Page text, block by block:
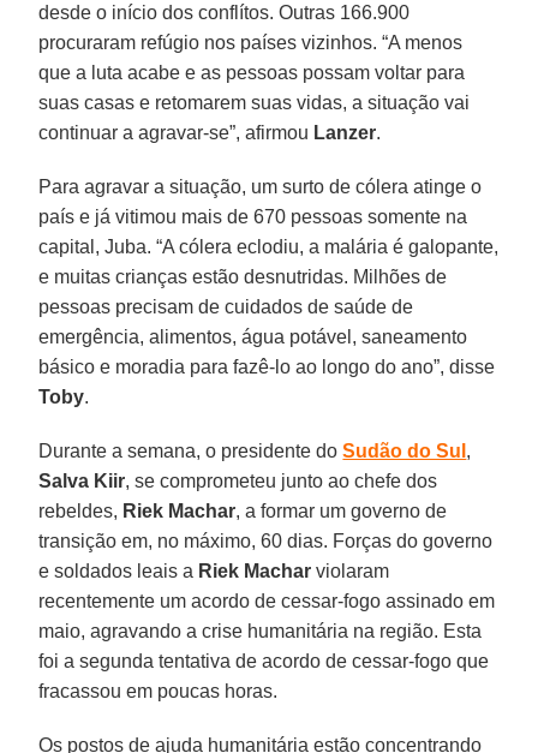
desde o início dos conflítos. Outras 166.900
procuraram refúgio nos países vizinhos. “A menos
que a luta acabe e as pessoas possam voltar para
suas casas e retomarem suas vidas, a situação vai
continuar a agravar-se”, afirmou Lanzer.
Para agravar a situação, um surto de cólera atinge o
país e já vitimou mais de 670 pessoas somente na
capital, Juba. “A cólera eclodiu, a malária é galopante,
e muitas crianças estão desnutridas. Milhões de
pessoas precisam de cuidados de saúde de
emergência, alimentos, água potável, saneamento
básico e moradia para fazê-lo ao longo do ano”, disse
Toby.
Durante a semana, o presidente doSudão do Sul ,
Salva Kiir, se comprometeu junto ao chefe dos
rebeldes, Riek Machar, a formar um governo de
transição em, no máximo, 60 dias. Forças do governo
e soldados leais a Riek Machar violaram
recentemente um acordo de cessar-fogo assinado em
maio, agravando a crise humanitária na região. Esta
foi a segunda tentativa de acordo de cessar-fogo que
fracassou em poucas horas.
Os postos de ajuda humanitária estão concentrando